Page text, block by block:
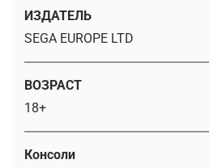
ИЗДАТЕЛЬ
SEGA EUROPE LTD
ВОЗРАСТ
18+
Консоли